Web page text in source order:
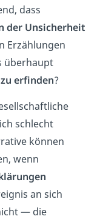
dass
der Unsicherheit
Erzählungen
überhaupt
zu erfinden?
schlecht
können
wenn
an sich
— die